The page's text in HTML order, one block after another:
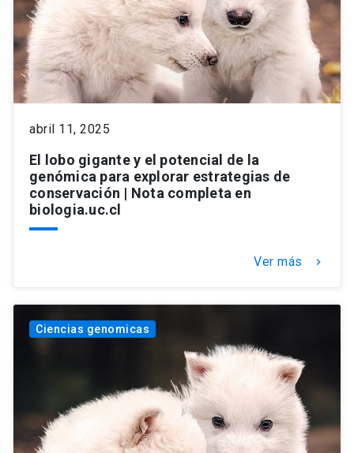
abril 11, 2025
El lobo gigante y el potencial de la
genómica para explorar estrategias de
conservación | Nota completa en
biologia.uc.cl
Ver más keyboard_arrow_right
Ciencias genomicas